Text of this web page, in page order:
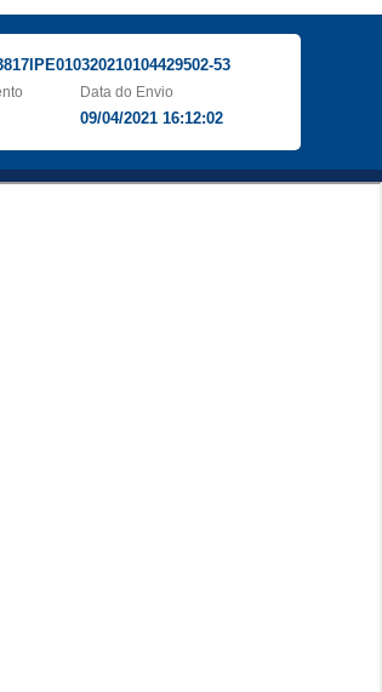
53
Data do Envio
09/04/2021 16:12:02